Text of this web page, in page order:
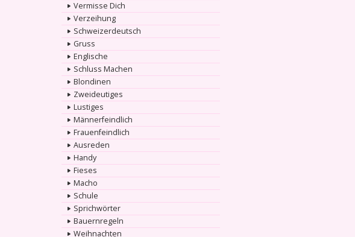
Vermisse Dich
Verzeihung
Schweizerdeutsch
Gruss
Englische
Schluss Machen
Blondinen
Zweideutiges
Lustiges
Männerfeindlich
Frauenfeindlich
Ausreden
Handy
Fieses
Macho
Schule
Sprichwörter
Bauernregeln
Weihnachten